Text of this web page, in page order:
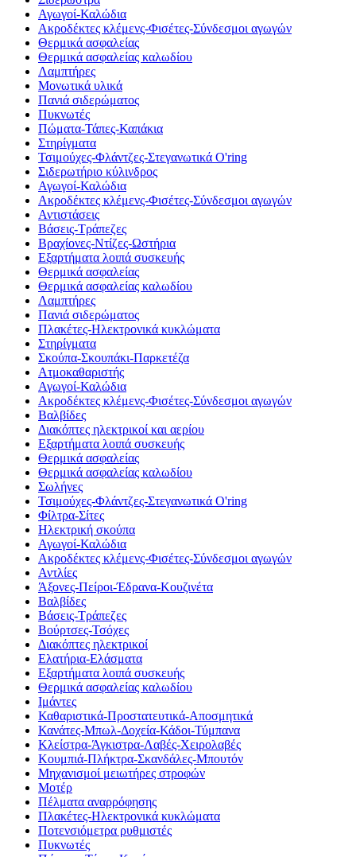
Αγωγοί-Καλώδια
Ακροδέκτες κλέμενς-Φισέτες-Σύνδεσμοι αγωγών
Θερμικά ασφαλείας
Θερμικά ασφαλείας καλωδίου
Λαμπτήρες
Μονωτικά υλικά
Πανιά σιδερώματος
Πυκνωτές
Πώματα-Τάπες-Καπάκια
Στηρίγματα
Τσιμούχες-Φλάντζες-Στεγανωτικά O'ring
Σιδερωτήριο κύλινδρος
Αγωγοί-Καλώδια
Ακροδέκτες κλέμενς-Φισέτες-Σύνδεσμοι αγωγών
Αντιστάσεις
Βάσεις-Τράπεζες
Βραχίονες-Ντίζες-Ωστήρια
Εξαρτήματα λοιπά συσκευής
Θερμικά ασφαλείας
Θερμικά ασφαλείας καλωδίου
Λαμπτήρες
Πανιά σιδερώματος
Πλακέτες-Ηλεκτρονικά κυκλώματα
Στηρίγματα
Σκούπα-Σκουπάκι-Παρκετέζα
Ατμοκαθαριστής
Αγωγοί-Καλώδια
Ακροδέκτες κλέμενς-Φισέτες-Σύνδεσμοι αγωγών
Βαλβίδες
Διακόπτες ηλεκτρικοί και αερίου
Εξαρτήματα λοιπά συσκευής
Θερμικά ασφαλείας
Θερμικά ασφαλείας καλωδίου
Σωλήνες
Τσιμούχες-Φλάντζες-Στεγανωτικά O'ring
Φίλτρα-Σίτες
Ηλεκτρική σκούπα
Αγωγοί-Καλώδια
Ακροδέκτες κλέμενς-Φισέτες-Σύνδεσμοι αγωγών
Αντλίες
Άξονες-Πείροι-Έδρανα-Κουζινέτα
Βαλβίδες
Βάσεις-Τράπεζες
Βούρτσες-Τσόχες
Διακόπτες ηλεκτρικοί
Ελατήρια-Ελάσματα
Εξαρτήματα λοιπά συσκευής
Θερμικά ασφαλείας καλωδίου
Ιμάντες
Καθαριστικά-Προστατευτικά-Αποσμητικά
Κανάτες-Μπωλ-Δοχεία-Κάδοι-Τύμπανα
Κλείστρα-Άγκιστρα-Λαβές-Χειρολαβές
Κουμπιά-Πλήκτρα-Σκανδάλες-Μπουτόν
Μηχανισμοί μειωτήρες στροφών
Μοτέρ
Πέλματα αναρρόφησης
Πλακέτες-Ηλεκτρονικά κυκλώματα
Ποτενσιόμετρα ρυθμιστές
Πυκνωτές